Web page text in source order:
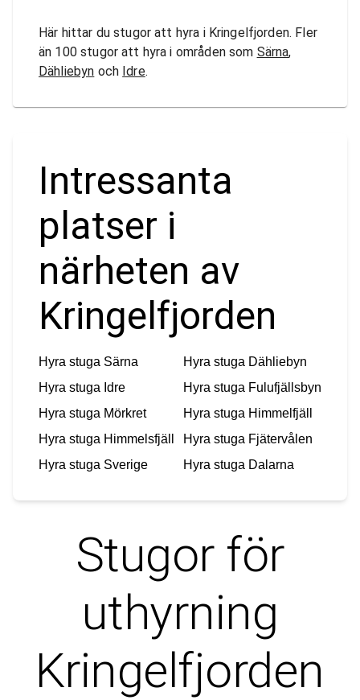
Här hittar du stugor att hyra i Kringelfjorden. Fler
än 100 stugor att hyra i områden som Särna,
Dähliebyn och Idre.
Intressanta
platser i
närheten av
Kringelfjorden
Hyra stuga Särna Hyra stuga Dähliebyn
Hyra stuga Idre Hyra stuga Fulufjällsbyn
Hyra stuga Mörkret Hyra stuga Himmelfjäll
Hyra stuga Himmelsfjäll Hyra stuga Fjätervålen
Hyra stuga Sverige Hyra stuga Dalarna
Stugor för
uthyrning
Kringelfjorden